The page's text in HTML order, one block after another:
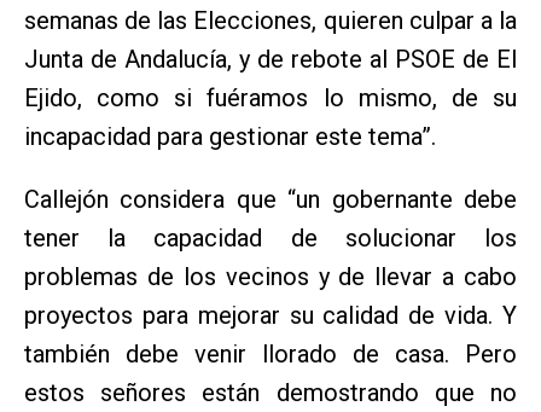
semanas de las Elecciones, quieren culpar a la
Junta de Andalucía, y de rebote al PSOE de El
Ejido, como si fuéramos lo mismo, de su
incapacidad para gestionar este tema”.
Callejón considera que “un gobernante debe
tener la capacidad de solucionar los
problemas de los vecinos y de llevar a cabo
proyectos para mejorar su calidad de vida. Y
también debe venir llorado de casa. Pero
estos señores están demostrando que no